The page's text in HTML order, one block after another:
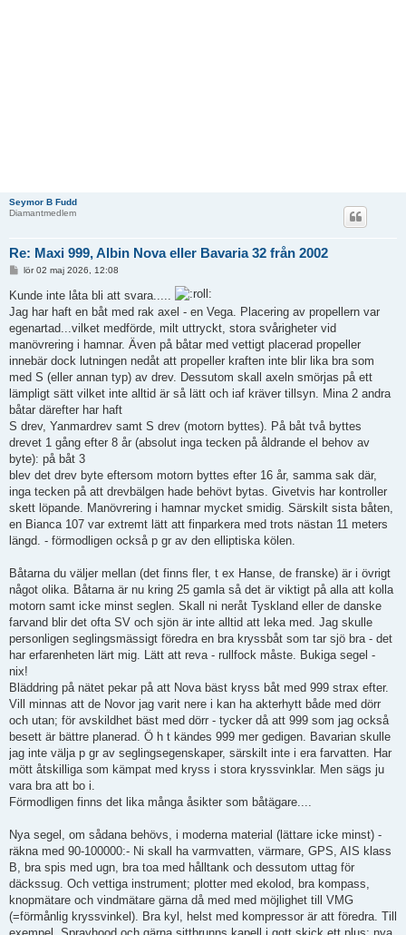
Seymor B Fudd
Diamantmedlem
Re: Maxi 999, Albin Nova eller Bavaria 32 från 2002
ä
g
g
lör 02 maj 2026, 12:08
Kunde inte låta bli att svara.....
Jag har haft en båt med rak axel - en Vega. Placering av propellern var
egenartad...vilket medförde, milt uttryckt, stora svårigheter vid
manövrering i hamnar. Även på båtar med vettigt placerad propeller
innebär dock lutningen nedåt att propeller kraften inte blir lika bra som
med S (eller annan typ) av drev. Dessutom skall axeln smörjas på ett
lämpligt sätt vilket inte alltid är så lätt och iaf kräver tillsyn. Mina 2 andra
båtar därefter har haft
S drev, Yanmardrev samt S drev (motorn byttes). På båt två byttes
drevet 1 gång efter 8 år (absolut inga tecken på åldrande el behov av
byte): på båt 3
blev det drev byte eftersom motorn byttes efter 16 år, samma sak där,
inga tecken på att drevbälgen hade behövt bytas. Givetvis har kontroller
skett löpande. Manövrering i hamnar mycket smidig. Särskilt sista båten,
en Bianca 107 var extremt lätt att finparkera med trots nästan 11 meters
längd. - förmodligen också p gr av den elliptiska kölen.
Båtarna du väljer mellan (det finns fler, t ex Hanse, de franske) är i övrigt
något olika. Båtarna är nu kring 25 gamla så det är viktigt på alla att kolla
motorn samt icke minst seglen. Skall ni neråt Tyskland eller de danske
farvand blir det ofta SV och sjön är inte alltid att leka med. Jag skulle
personligen seglingsmässigt föredra en bra kryssbåt som tar sjö bra - det
har erfarenheten lärt mig. Lätt att reva - rullfock måste. Bukiga segel -
nix!
Bläddring på nätet pekar på att Nova bäst kryss båt med 999 strax efter.
Vill minnas att de Novor jag varit nere i kan ha akterhytt både med dörr
och utan; för avskildhet bäst med dörr - tycker då att 999 som jag också
besett är bättre planerad. Ö h t kändes 999 mer gedigen. Bavarian skulle
jag inte välja p gr av seglingsegenskaper, särskilt inte i era farvatten. Har
mött åtskilliga som kämpat med kryss i stora kryssvinklar. Men sägs ju
vara bra att bo i.
Förmodligen finns det lika många åsikter som båtägare....
Nya segel, om sådana behövs, i moderna material (lättare icke minst) -
räkna med 90-100000:- Ni skall ha varmvatten, värmare, GPS, AIS klass
B, bra spis med ugn, bra toa med hålltank och dessutom uttag för
däckssug. Och vettiga instrument; plotter med ekolod, bra kompass,
knopmätare och vindmätare gärna då med med möjlighet till VMG
(=förmånlig kryssvinkel). Bra kyl, helst med kompressor är att föredra. Till